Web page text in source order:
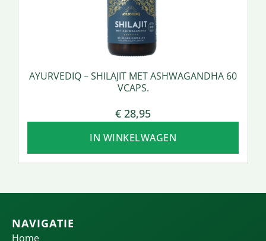
AYURVEDIQ – SHILAJIT MET ASHWAGANDHA 60
VCAPS.
€ 28,95
IN WINKELWAGEN
NAVIGATIE
Home